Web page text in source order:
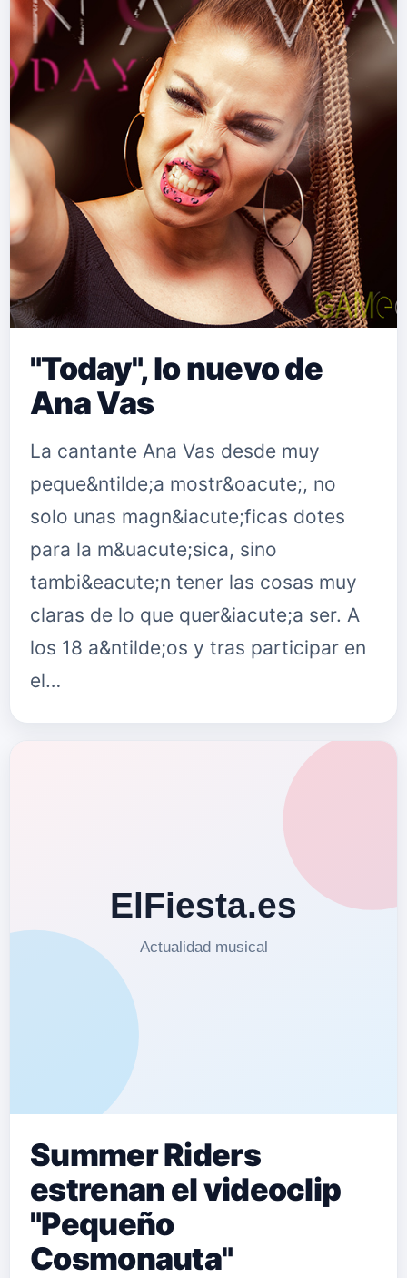
"Today", lo nuevo de
Ana Vas
La cantante Ana Vas desde muy
peque&ntilde;a mostr&oacute;, no
solo unas magn&iacute;ficas dotes
para la m&uacute;sica, sino
tambi&eacute;n tener las cosas muy
claras de lo que quer&iacute;a ser. A
los 18 a&ntilde;os y tras participar en
el…
Summer Riders
estrenan el videoclip
"Pequeño
Cosmonauta"